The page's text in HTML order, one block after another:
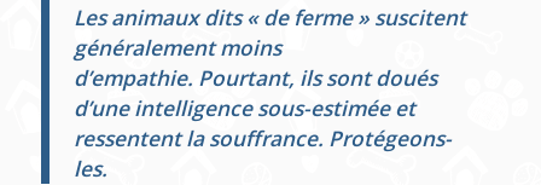
Les animaux dits « de ferme » suscitent
généralement moins
d’empathie. Pourtant, ils sont doués
d’une intelligence sous-estimée et
ressentent la souffrance. Protégeons-
les.